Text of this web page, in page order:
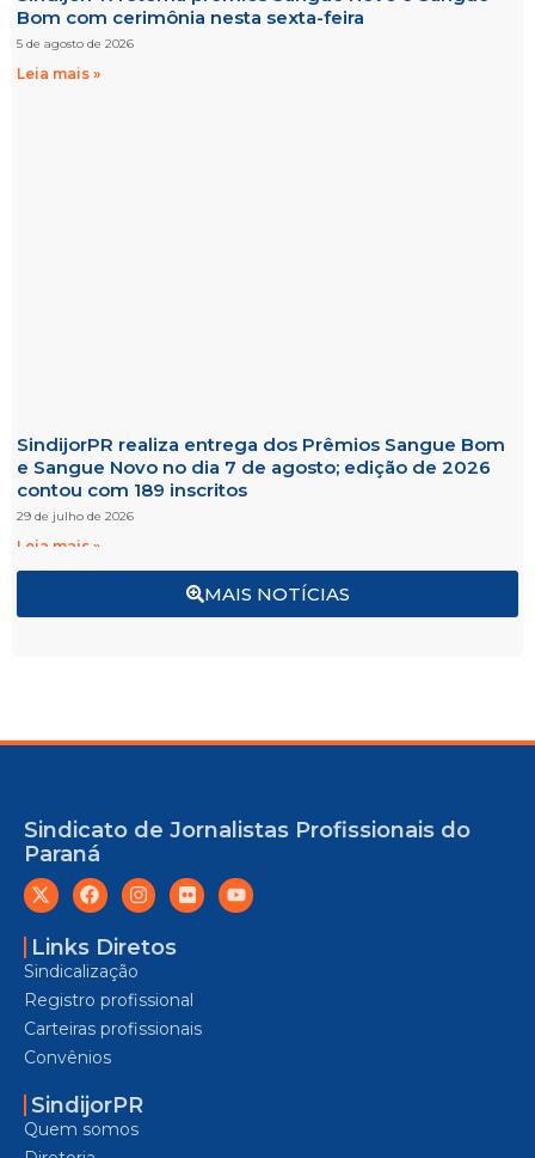
MAIS NOTÍCIAS
Bom com cerimônia nesta sexta-feira
5 de agosto de 2026
Leia mais »
SindijorPR realiza entrega dos Prêmios Sangue Bom
e Sangue Novo no dia 7 de agosto; edição de 2026
contou com 189 inscritos
29 de julho de 2026
Leia mais »
Sindicato de Jornalistas Profissionais do
Paraná
Links Diretos
Sindicalização
Registro profissional
Carteiras profissionais
Convênios
SindijorPR
Quem somos